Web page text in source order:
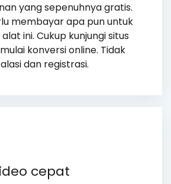
yang sepenuhnya gratis.
membayar apa pun untuk
ini. Cukup kunjungi situs
konversi online. Tidak
dan registrasi.
cepat